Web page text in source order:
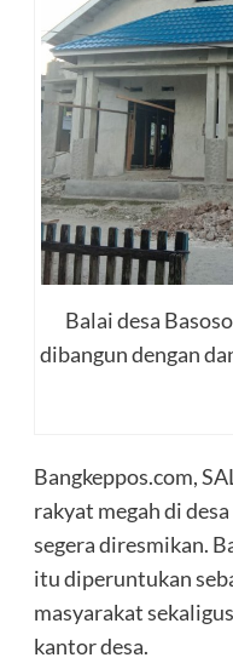
Balai desa
dibangun dengan
Bangkeppos.com,
rakyat megah di
segera diresmikan.
itu diperuntukan
masyarakat
kantor desa.